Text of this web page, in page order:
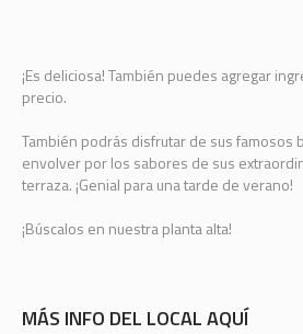
¡Es deliciosa! También puedes agregar
precio.
También podrás disfrutar de sus famosos
envolver por los sabores de sus
terraza. ¡Genial para una tarde de verano!
¡Búscalos en nuestra planta alta!
MÁS INFO DEL LOCALAQUÍ